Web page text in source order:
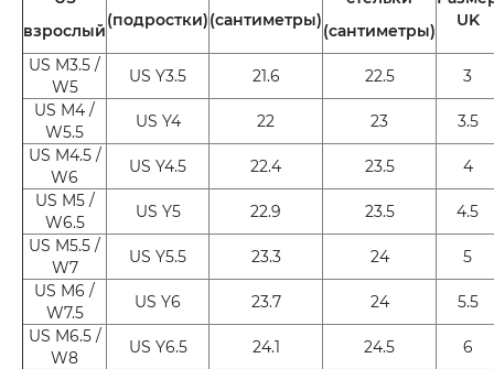
взрослый
(подростки)(сантиметры)
(сантиметры)
UK
US M3.5 /
W5
US Y3.5 21.6 22.5
3
US M4 /
W5.5
US Y4 22 23
3.5
US M4.5 /
W6
US Y4.5 22.4 23.5
4
US M5 /
W6.5
US Y5 22.9 23.5
4.5
US M5.5 /
W7
US Y5.5 23.3 24
5
US M6 /
W7.5
US Y6 23.7 24
5.5
US M6.5 /
W8
US Y6.5 24.1 24.5
6